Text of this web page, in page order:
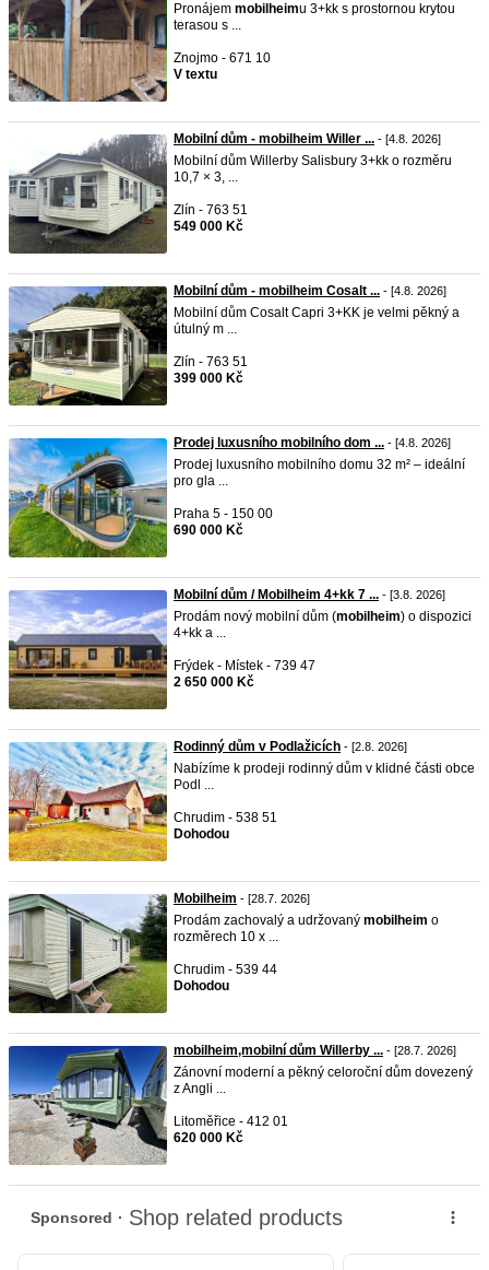
Pronájem mobilheimu 3+kk s prostornou krytou
terasou s ...
Znojmo - 671 10
V textu
Mobilní dům - mobilheim Willer ... - [4.8. 2026]
Mobilní dům Willerby Salisbury 3+kk o rozměru
10,7 × 3, ...
Zlín - 763 51
549 000 Kč
Mobilní dům - mobilheim Cosalt ... - [4.8. 2026]
Mobilní dům Cosalt Capri 3+KK je velmi pěkný a
útulný m ...
Zlín - 763 51
399 000 Kč
Prodej luxusního mobilního dom ... - [4.8. 2026]
Prodej luxusního mobilního domu 32 m² – ideální
pro gla ...
Praha 5 - 150 00
690 000 Kč
Mobilní dům / Mobilheim 4+kk 7 ... - [3.8. 2026]
Prodám nový mobilní dům (mobilheim) o dispozici
4+kk a ...
Frýdek - Místek - 739 47
2 650 000 Kč
Rodinný dům v Podlažicích - [2.8. 2026]
Nabízíme k prodeji rodinný dům v klidné části obce
Podl ...
Chrudim - 538 51
Dohodou
Mobilheim - [28.7. 2026]
Prodám zachovalý a udržovaný mobilheim o
rozměrech 10 x ...
Chrudim - 539 44
Dohodou
mobilheim,mobilní dům Willerby ... - [28.7. 2026]
Zánovní moderní a pěkný celoroční dům dovezený
z Angli ...
Litoměřice - 412 01
620 000 Kč